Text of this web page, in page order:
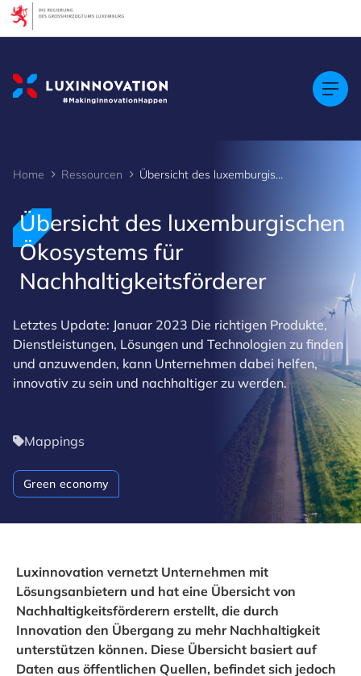
Home Ressourcen Übersicht des luxemburgischen Ökosystems für Nachhaltigkeitsförderer
Übersicht des luxemburgischen
Ökosystems für
Nachhaltigkeitsförderer
Letztes Update: Januar 2023 Die richtigen Produkte,
Dienstleistungen, Lösungen und Technologien zu finden
und anzuwenden, kann Unternehmen dabei helfen,
innovativ zu sein und nachhaltiger zu werden.
Mappings
Green economy
Luxinnovation vernetzt Unternehmen mit
Lösungsanbietern und hat eine Übersicht von
Nachhaltigkeitsförderern erstellt, die durch
Innovation den Übergang zu mehr Nachhaltigkeit
unterstützen können. Diese Übersicht basiert auf
Daten aus öffentlichen Quellen, befindet sich jedoch
Cookies management panel